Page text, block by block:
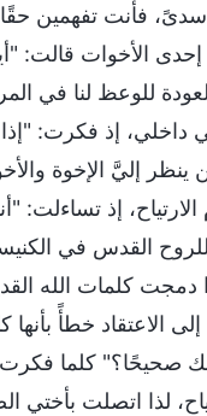
سدىً، فأنت تفهمين حقًا
الأخوات قالت:
للوعظ لنا في
داخلي، إذ فكرت:
ينظر إليَّ الإخوة
إذ تساءلت:
القدس في
دمجت كلمات الله
الاعتقاد خطأً
صحيحًا؟" كلما فكرت
لذا اتصلت بأختي